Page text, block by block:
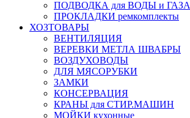
ПОДВОДКА для ВОДЫ и ГАЗА
ПРОКЛАДКИ ремкомплекты
ХОЗТОВАРЫ
ВЕНТИЛЯЦИЯ
ВЕРЕВКИ МЕТЛА ШВАБРЫ
ВОЗДУХОВОДЫ
ДЛЯ МЯСОРУБКИ
ЗАМКИ
КОНСЕРВАЦИЯ
КРАНЫ для СТИР.МАШИН
МОЙКИ кухонные